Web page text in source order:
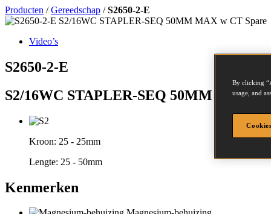
Producten /Gereedschap /S2650-2-E
Video’s
S2650-2-E
S2/16WC STAPLER-SEQ 50MM MAX w
Kroon: 25 - 25mm
Lengte: 25 - 50mm
Kenmerken
By clicking
usage, and